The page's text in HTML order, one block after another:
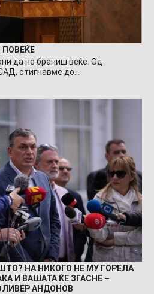
ПОВЕЌЕ
да не браниш веќе. Од
стигнавме до…
НА НИКОГО НЕ МУ ГОРЕЛА
И ВАШАТА ЌЕ ЗГАСНЕ –
АНДОНОВ